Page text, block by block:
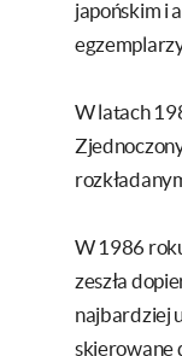
japońskim i
W latach
W 1986
zeszła
najbardziej
skierowane